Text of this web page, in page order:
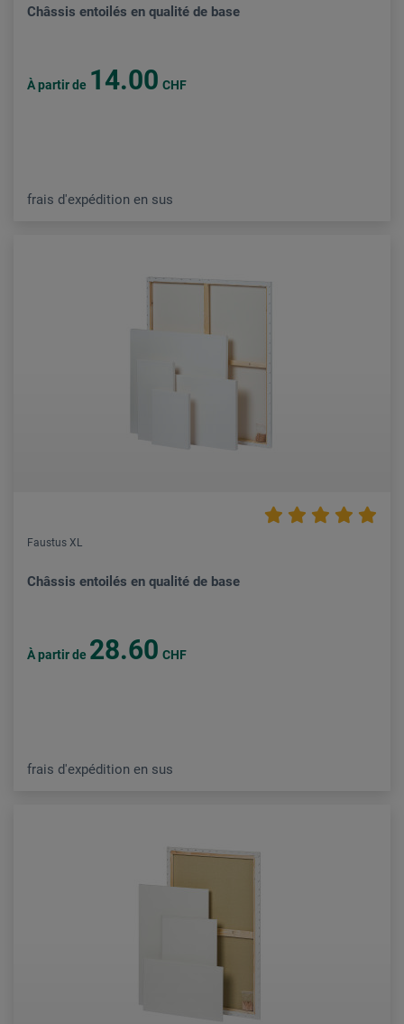
Châssis entoilés en qualité de base
À partir de 14.00 CHF
frais d'expédition en sus
Faustus XL
Châssis entoilés en qualité de base
À partir de 28.60 CHF
frais d'expédition en sus